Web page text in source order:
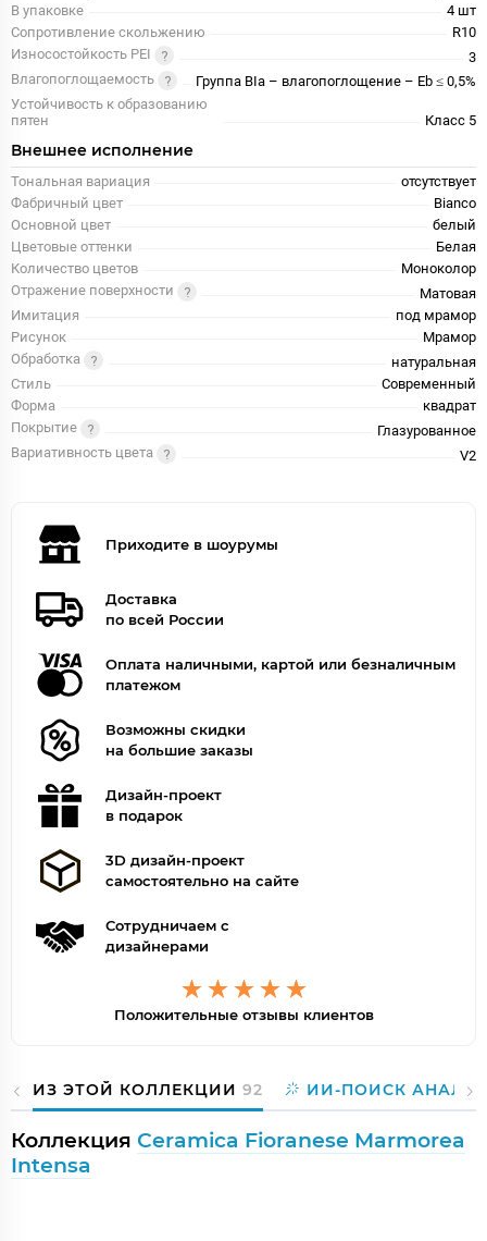
В упаковке
4 шт
Сопротивление скольжению
R10
Износостойкость PEI
3
Влагопоглощаемость
Группа BIa – влагопоглощение – Eb ≤ 0,5%
Устойчивость к образованию
пятен
Класс 5
Внешнее исполнение
Тональная вариация
отсутствует
Фабричный цвет
Bianco
Основной цвет
белый
Цветовые оттенки
Белая
Количество цветов
Моноколор
Отражение поверхности
Матовая
Имитация
под мрамор
Рисунок
Мрамор
Обработка
натуральная
Стиль
Современный
Форма
квадрат
Покрытие
Глазурованное
Вариативность цвета
V2
Приходите в шоурумы
Доставка
по всей России
Оплата наличными, картой или безналичным
платежом
Возможны скидки
на большие заказы
Дизайн-проект
в подарок
3D дизайн-проект
самостоятельно на сайте
Сотрудничаем с
дизайнерами
Положительные отзывы клиентов
ИЗ ЭТОЙ КОЛЛЕКЦИИ 92 ИИ-ПОИСК
Коллекция Ceramica Fioranese Marmorea
Intensa